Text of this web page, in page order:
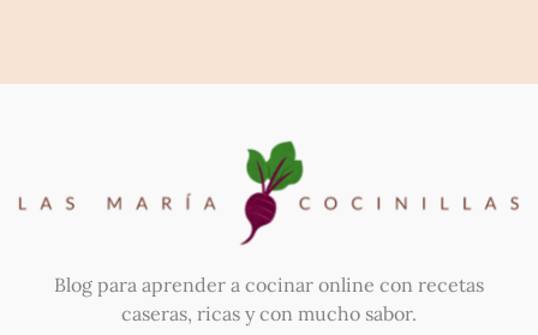
Blog para aprender a cocinar online con recetas
caseras, ricas y con mucho sabor.